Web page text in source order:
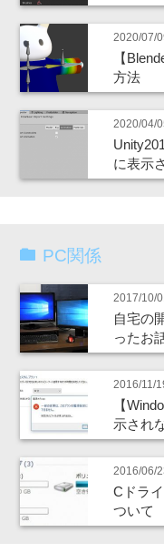
2020/07/
【
方法
2020/04/
に表示
PC関係
2017/10/
自宅の
ったお
2016/11/
【
示され
2016/06/
Cドラ
ついて